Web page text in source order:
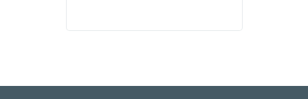
PV250-M230